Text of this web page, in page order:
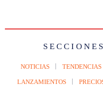
NOTICIAS TENDENCIAS
LANZAMIENTOS